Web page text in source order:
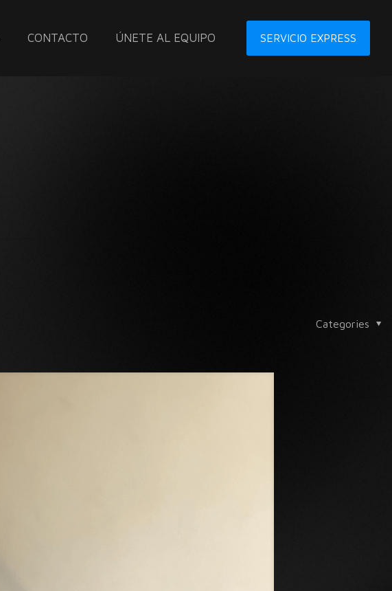
CONTACTO ÚNETE AL EQUIPO SERVICIO EXPRESS
Categories